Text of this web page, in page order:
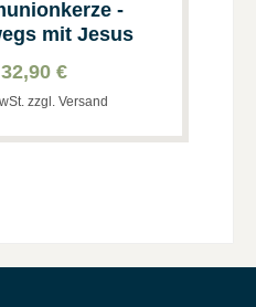
-
mit Jesus
32,90 €
zzgl. Versand